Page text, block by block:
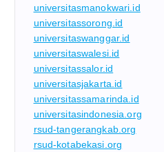
universitasmanokwari.id
universitassorong.id
universitaswanggar.id
universitaswalesi.id
universitassalor.id
universitasjakarta.id
universitassamarinda.id
universitasindonesia.org
rsud-tangerangkab.org
rsud-kotabekasi.org